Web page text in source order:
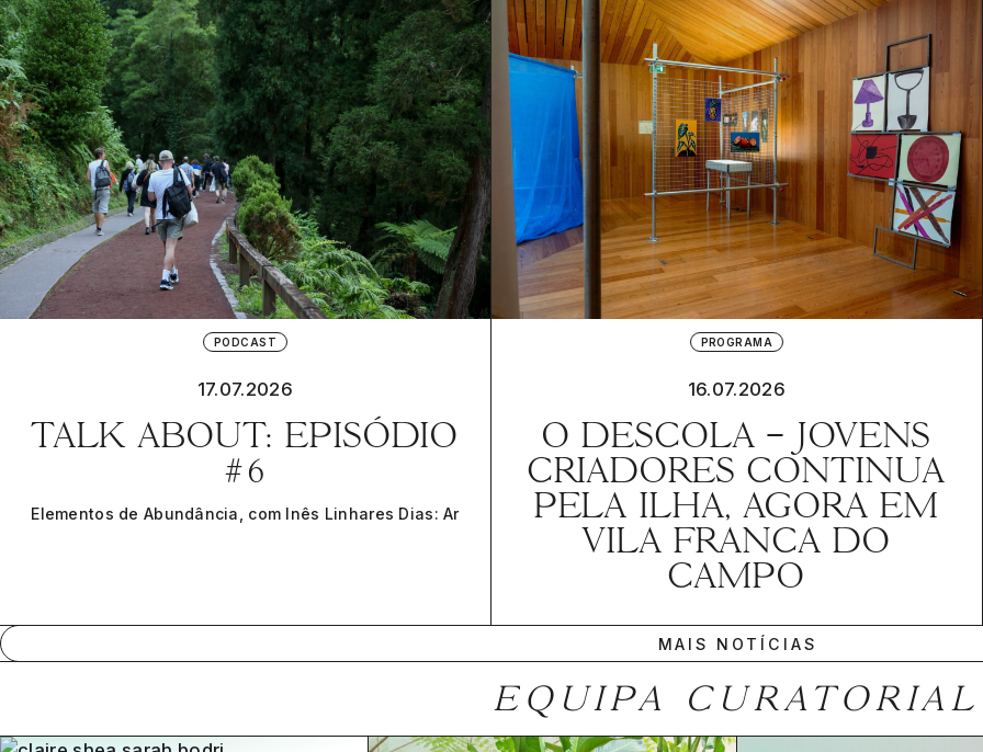
PODCAST
17.07.2026
TALK ABOUT: EPISÓDIO
#6
Elementos de Abundância, com Inês Linhares Dias: Ar
PROGRAMA
16.07.2026
O DESCOLA – JOVENS
CRIADORES CONTINUA
PELA ILHA, AGORA EM
VILA FRANCA DO
CAMPO
MAIS NOTÍCIAS
EQUIPA CURATORIAL